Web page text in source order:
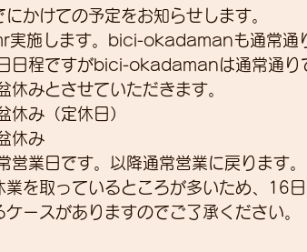
展示会 営業 紹介 独り言
ーツ
かけての予定をお知らせします。
実施します。bici-okadamanも通常通
日程ですがbici-okadamanは通常通り
休みとさせていただきます。
休み（定休日）
休み
営業日です。以降通常営業に戻ります。
業を取っているところが多いため、16
ースがありますのでご了承ください。